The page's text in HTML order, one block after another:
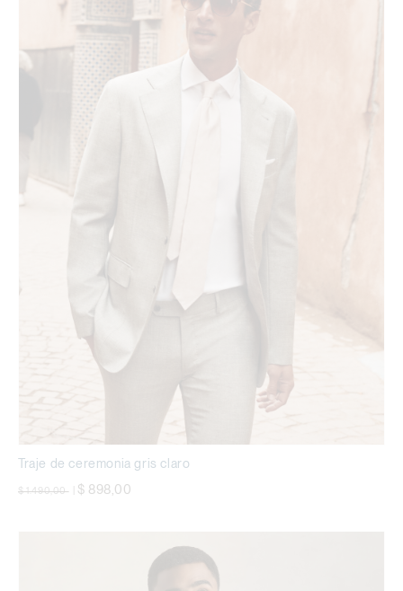
Traje de ceremonia gris claro
precio rebajado desde
$ 1.490,00 $ 898,00